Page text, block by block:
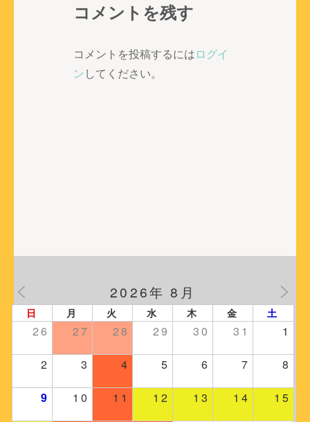
コメントを残す
コメントを投稿するにはログイ
ンしてください。
2026年 8月
日 月 火 水 木 金 土
26 27 28 29 30 31 1
2 3 4 5 6 7 8
9 10 11 12 13 14 15